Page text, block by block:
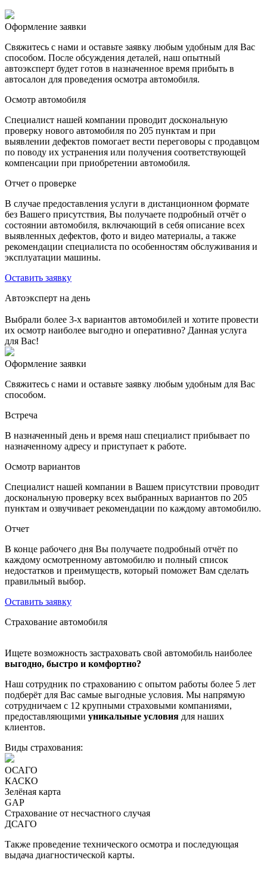
Оформление заявки
Свяжитесь с нами и оставьте заявку любым удобным для Вас
способом. После обсуждения деталей, наш опытный
автоэксперт будет готов в назначенное время прибыть в
автосалон для проведения осмотра автомобиля.
Осмотр автомобиля
Специалист нашей компании проводит доскональную
проверку нового автомобиля по 205 пунктам и при
выявлении дефектов помогает вести переговоры с продавцом
по поводу их устранения или получения соответствующей
компенсации при приобретении автомобиля.
Отчет о проверке
В случае предоставления услуги в дистанционном формате
без Вашего присутствия, Вы получаете подробный отчёт о
состоянии автомобиля, включающий в себя описание всех
выявленных дефектов, фото и видео материалы, а также
рекомендации специалиста по особенностям обслуживания и
эксплуатации машины.
Оставить заявку
Автоэксперт на день
Выбрали более 3-х вариантов автомобилей и хотите провести
их осмотр наиболее выгодно и оперативно? Данная услуга
для Вас!
Оформление заявки
Свяжитесь с нами и оставьте заявку любым удобным для Вас
способом.
Встреча
В назначенный день и время наш специалист прибывает по
назначенному адресу и приступает к работе.
Осмотр вариантов
Специалист нашей компании в Вашем присутствии проводит
доскональную проверку всех выбранных вариантов по 205
пунктам и озвучивает рекомендации по каждому автомобилю.
Отчет
В конце рабочего дня Вы получаете подробный отчёт по
каждому осмотренному автомобилю и полный список
недостатков и преимуществ, который поможет Вам сделать
правильный выбор.
Оставить заявку
Страхование автомобиля
Ищете возможность застраховать свой автомобиль наиболее
выгодно, быстро и комфортно?
Наш сотрудник по страхованию с опытом работы более 5 лет
подберёт для Вас самые выгодные условия. Мы напрямую
сотрудничаем с 12 крупными страховыми компаниями,
предоставляющими уникальные условия для наших
клиентов.
Виды страхования:
ОСАГО
КАСКО
Зелёная карта
GAP
Страхование от несчастного случая
ДСАГО
Также проведение технического осмотра и последующая
выдача диагностической карты.